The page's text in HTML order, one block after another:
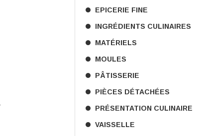
EPICERIE FINE
INGRÉDIENTS CULINAIRES
MATÉRIELS
MOULES
PÂTISSERIE
PIÈCES DÉTACHÉES
PRÉSENTATION CULINAIRE
VAISSELLE